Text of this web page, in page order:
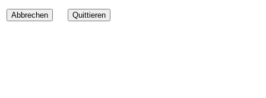
Abbrechen Quittieren